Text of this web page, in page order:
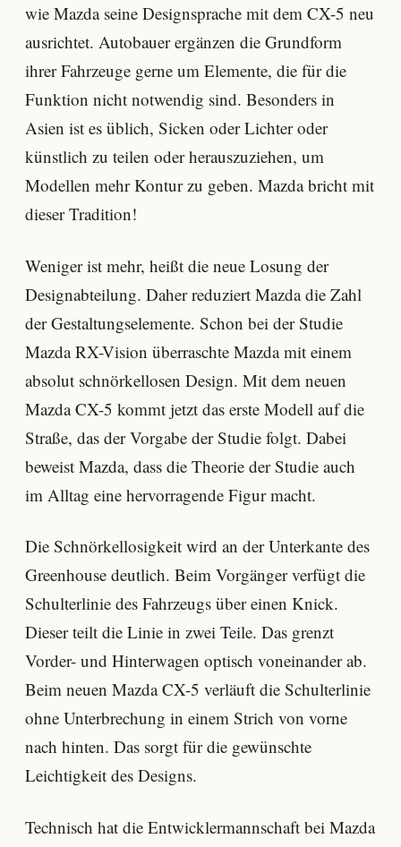
wie Mazda seine Designsprache mit dem CX-5 neu
ausrichtet. Autobauer ergänzen die Grundform
ihrer Fahrzeuge gerne um Elemente, die für die
Funktion nicht notwendig sind. Besonders in
Asien ist es üblich, Sicken oder Lichter oder
künstlich zu teilen oder herauszuziehen, um
Modellen mehr Kontur zu geben. Mazda bricht mit
dieser Tradition!
Weniger ist mehr, heißt die neue Losung der
Designabteilung. Daher reduziert Mazda die Zahl
der Gestaltungselemente. Schon bei der Studie
Mazda RX-Vision überraschte Mazda mit einem
absolut schnörkellosen Design. Mit dem neuen
Mazda CX-5 kommt jetzt das erste Modell auf die
Straße, das der Vorgabe der Studie folgt. Dabei
beweist Mazda, dass die Theorie der Studie auch
im Alltag eine hervorragende Figur macht.
Die Schnörkellosigkeit wird an der Unterkante des
Greenhouse deutlich. Beim Vorgänger verfügt die
Schulterlinie des Fahrzeugs über einen Knick.
Dieser teilt die Linie in zwei Teile. Das grenzt
Vorder- und Hinterwagen optisch voneinander ab.
Beim neuen Mazda CX-5 verläuft die Schulterlinie
ohne Unterbrechung in einem Strich von vorne
nach hinten. Das sorgt für die gewünschte
Leichtigkeit des Designs.
Technisch hat die Entwicklermannschaft bei Mazda